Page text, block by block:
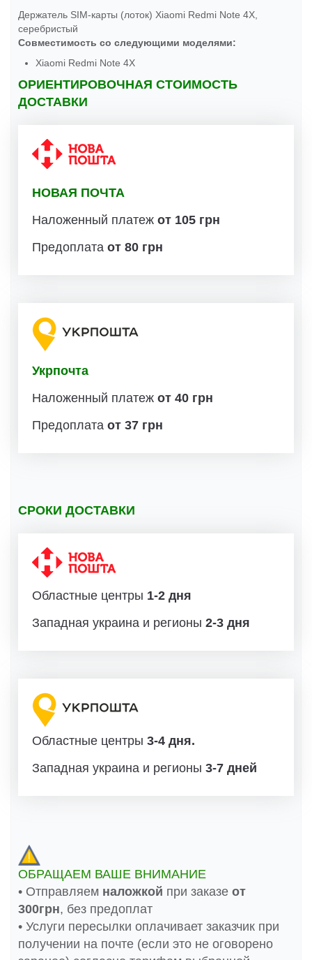
Держатель SIM-карты (лоток) Xiaomi Redmi Note 4X,
серебристый
Совместимость со следующими моделями:
Xiaomi Redmi Note 4X
ОРИЕНТИРОВОЧНАЯ СТОИМОСТЬ
ДОСТАВКИ
НОВАЯ ПОЧТА
Наложенный платеж от 105 грн
Предоплата от 80 грн
Укрпочта
Наложенный платеж от 40 грн
Предоплата от 37 грн
СРОКИ ДОСТАВКИ
Областные центры 1-2 дня
Западная украина и регионы 2-3 дня
Областные центры 3-4 дня.
Западная украина и регионы 3-7 дней
ОБРАЩАЕМ ВАШЕ ВНИМАНИЕ
• Отправляем наложкой при заказе от
300грн, без предоплат
• Услуги пересылки оплачивает заказчик при
получении на почте (если это не оговорено